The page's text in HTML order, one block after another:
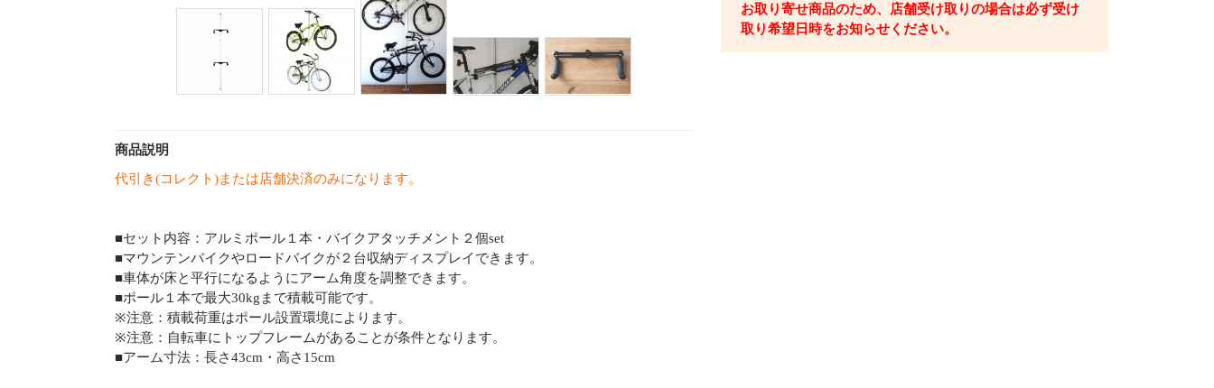
商品説明
代引き(コレクト)または店舗決済のみになります。
■セット内容：アルミポール１本・バイクアタッチメント２個set
■マウンテンバイクやロードバイクが２台収納ディスプレイできます。
■車体が床と平行になるようにアーム角度を調整できます。
■ポール１本で最大30kgまで積載可能です。
※注意：積載荷重はポール設置環境によります。
※注意：自転車にトップフレームがあることが条件となります。
■アーム寸法：長さ43cm・高さ15cm
お取り寄せ商品のため、店舗受け取りの場合は必ず受け
取り希望日時をお知らせください。